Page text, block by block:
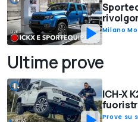
Milano
Ultime prove
ICH-X
Prove su